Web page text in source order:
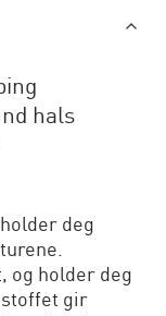
hals
deg
og holder deg
stoffet gir